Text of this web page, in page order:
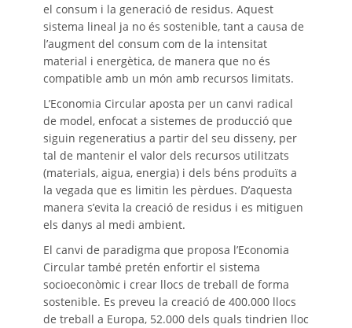
el consum i la generació de residus. Aquest
sistema lineal ja no és sostenible, tant a causa de
l’augment del consum com de la intensitat
material i energètica, de manera que no és
compatible amb un món amb recursos limitats.
L’Economia Circular aposta per un canvi radical
de model, enfocat a sistemes de producció que
siguin regeneratius a partir del seu disseny, per
tal de mantenir el valor dels recursos utilitzats
(materials, aigua, energia) i dels béns produïts a
la vegada que es limitin les pèrdues. D’aquesta
manera s’evita la creació de residus i es mitiguen
els danys al medi ambient.
El canvi de paradigma que proposa l’Economia
Circular també pretén enfortir el sistema
socioeconòmic i crear llocs de treball de forma
sostenible. Es preveu la creació de 400.000 llocs
de treball a Europa, 52.000 dels quals tindrien lloc